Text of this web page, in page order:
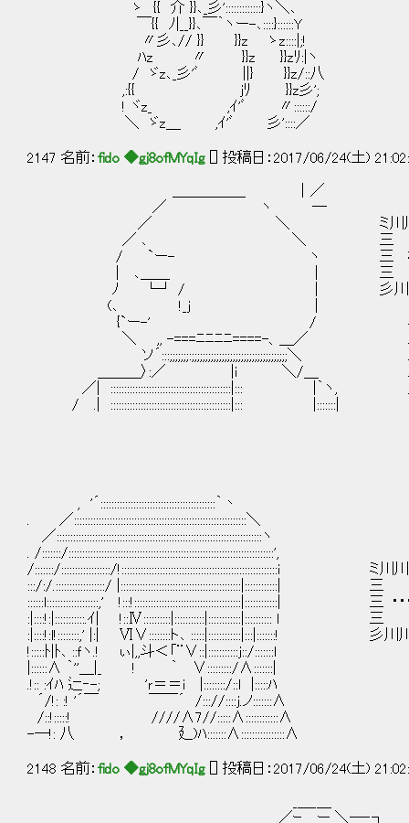
ゝ {{ 介 }}､_彡':::::::::::::}ヽ＼､
￣{{ ﾉ|__}}､￣｀ヽー-､::::}::::::Y
〃彡､// }} }}z ゝz::::|;!
ﾊz 〃 }}z }}zﾘ:|ヽ
/ ゞz､_彡'ﾞ ||} }}z/::八
,:{{ jﾘ }}z彡';
! ヾz_ ,ｲ'ﾞ 〃::::::/
＼ ゞz＿ ,ｲ'ﾞ 彡'::::／
2147 名前： fido ◆gj8ofMYqIg [] 投稿日：2017/06/24(土)
＿＿＿＿＿ ｜／
／ ヽ ─
／ ＼ ミ川川川川川川川川
／ ､ ＼
/ `ー- ヽ 三 なんとか皆、つ
| ､＿＿ |
ﾉ └┘ / | 彡川川川川川川川
(､ !_j |
{`ー-' / ミ川川川川川川川
＼ ,, -===ﾆﾆﾆﾆ
ソ´:::;;;;;;;:;;;;;;;;;;;;;;;;;;;;;;;;;;;;;;;;;;;＼ 三 これな
＿＿＿〉:／ |i
／| ::::::::::::::::::::::::::::::::::::::::::::|::: |｀ヽ, 彡川
/ .| ::::::::::::::::::::::::::::::::::::::::::::|::: |:::::::|
, '´::::::::::::::::::::::::::::::::::::::::::｀丶
. ／:::::::::::::::::::::::::::::::::::::::::::::::::::::::::::::::＼
／:::::::::::::::::::::::::::::::::::::::::::::::::::::::::::::::::::::::::::ヽ
. /:::::::/:::::::::::::::::::::::::::::::::::::::::::::::::::::::::::::::::::::::::::',
/:::::::/::::::::::::::::::/!:::::::::::::::::::::::::::::::::::::::::::::::::::::::::i ミ
:::/:/.::::::::::::::::::/
::::::l:::::::::::::::::::,' !:::!:::::::::::::::::::::::::::::::::::::::|::::::::::::| 三 ・・
:|::::!:|:::::::::::.ｲ|
:|::::!:l!::::::::,' |:| Ⅵ∨::::::::ト､ :::::|::::::::::::|:::|:::::::! 彡川川
!:::::ﾄ|ﾄ､ ::ｆヽ.! ぃ|,,斗＜「¨∨::|:::::::::::j::/:::::::l
|::::::∧ ｀''＿|_ ! ｀ ∨:::::::::/∧:::::::|
.!:: :ｲﾊ 辷‐-; 'ｒ＝＝i |::::::::/::l |:::::ﾊ
´/!: :! '´￣ ￣￣´ /::://::::ｊ.ノ:::::::∧
/::!:::::! ////∧7//:::::∧::::::::::::∧
-―!: 八 ， 廴)ﾊ:::::::∧::::::::::::::::∧
2148 名前： fido ◆gj8ofMYqIg [] 投稿日：2017/06/24(土)
／ｰ ー ＼─‐┐